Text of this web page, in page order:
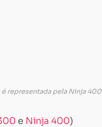
é representada pela Ninja 400
e Ninja 400)